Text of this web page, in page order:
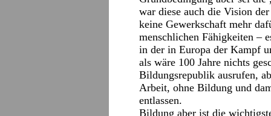
war diese auch die Vision
keine Gewerkschaft mehr
menschlichen Fähigkeiten –
in der in Europa der Kampf
als wäre 100 Jahre nichts
Bildungsrepublik ausrufen,
Arbeit, ohne Bildung und
entlassen.
Bildung aber ist die